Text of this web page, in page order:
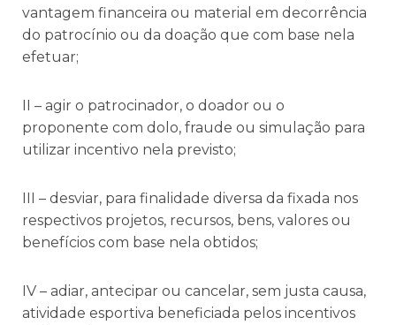
vantagem financeira ou material em decorrência
do patrocínio ou da doação que com base nela
efetuar;
II – agir o patrocinador, o doador ou o
proponente com dolo, fraude ou simulação para
utilizar incentivo nela previsto;
III – desviar, para finalidade diversa da fixada nos
respectivos projetos, recursos, bens, valores ou
benefícios com base nela obtidos;
IV – adiar, antecipar ou cancelar, sem justa causa,
atividade esportiva beneficiada pelos incentivos